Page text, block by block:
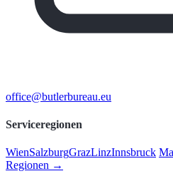
office@butlerbureau.eu
Serviceregionen
WienSalzburgGrazLinzInnsbruck
Regionen →